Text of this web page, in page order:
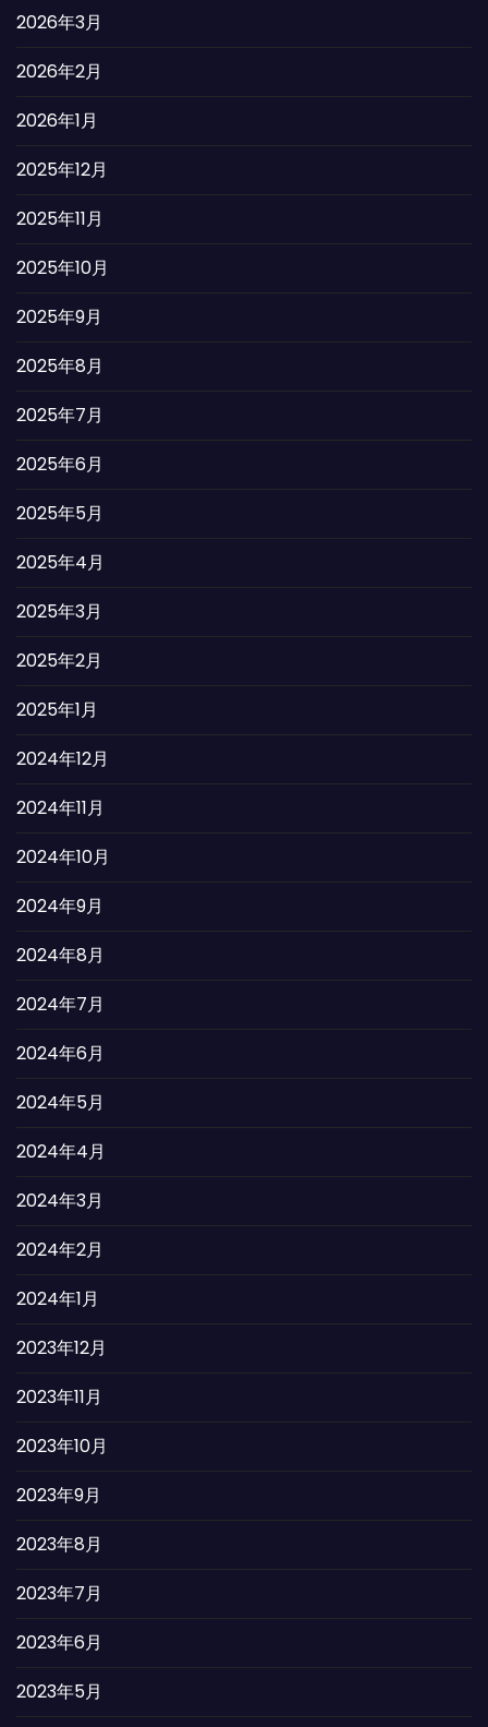
2026年3月
2026年2月
2026年1月
2025年12月
2025年11月
2025年10月
2025年9月
2025年8月
2025年7月
2025年6月
2025年5月
2025年4月
2025年3月
2025年2月
2025年1月
2024年12月
2024年11月
2024年10月
2024年9月
2024年8月
2024年7月
2024年6月
2024年5月
2024年4月
2024年3月
2024年2月
2024年1月
2023年12月
2023年11月
2023年10月
2023年9月
2023年8月
2023年7月
2023年6月
2023年5月